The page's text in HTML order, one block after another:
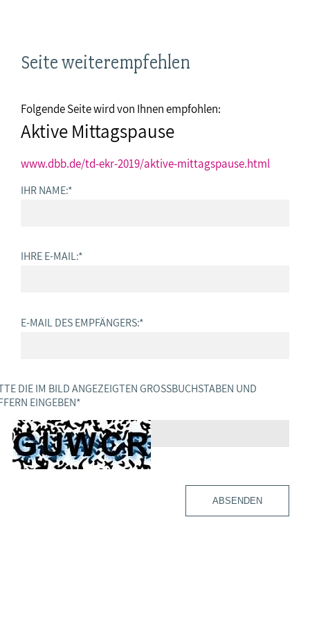
Seite weiterempfehlen
Folgende Seite wird von Ihnen empfohlen:
Aktive Mittagspause
www.dbb.de/td-ekr-2019/aktive-mittagspause.html
IHR NAME:*
IHRE E-MAIL:*
E-MAIL DES EMPFÄNGERS:*
DIE IM BILD ANGEZEIGTEN GROSSBUCHSTABEN UND Z
EINGEBEN *
ABSENDEN